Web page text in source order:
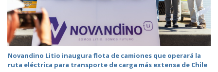
Novandino Litio inaugura flota de camiones que operará la
ruta eléctrica para transporte de carga más extensa de Chile